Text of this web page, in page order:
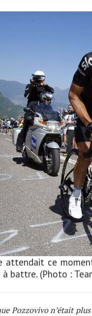
attendait ce
à battre. (Photo :
Pozzovivo n’était